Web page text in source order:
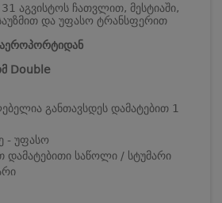
31 აგვისტოს ჩათვლით, მესტიაში,
და უფასო ტრანსფერით
Double
განთავსდეს დამატებით 1
- უფასო
დამატებითი საწოლი / სტუმარი